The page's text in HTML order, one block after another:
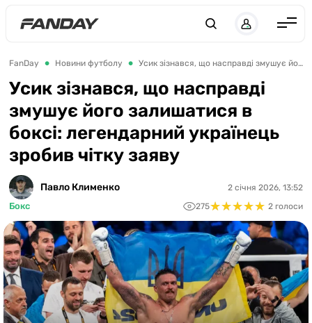
Іспанія
Німеччина
Італія
Франція
ЛЧ
ЛЕ
ЧЕ-2028
Букмекери
Казино
FanDay Новини футболу Усик зізнався, що насправді змушує його залишатися в боксі: легендарний українець зробив чітку заяву
Усик зізнався, що насправді
змушує його залишатися в
боксі: легендарний українець
зробив чітку заяву
Павло Клименко
Бокс
2 січня 2026, 13:52
275★★★★★
★★★★★ 2 голоси